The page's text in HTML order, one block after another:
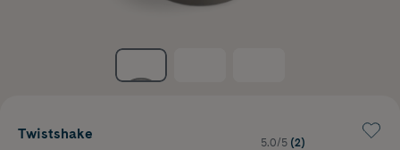
Twistshake
5.0/5 (2)